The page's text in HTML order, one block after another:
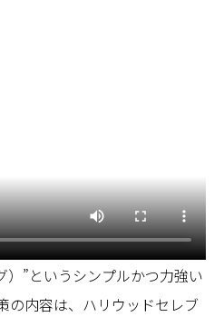
）”というシンプルかつ力強い
の内容は、ハリウッドセレブ